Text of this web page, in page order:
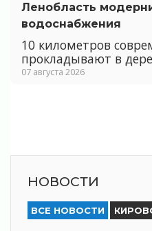
Ленобласть
водоснабжения
10 километров
прокладывают в
07 августа 2026
НОВОСТИ
ВСЕ НОВОСТИ